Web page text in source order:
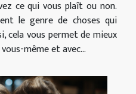
ce qui vous plaît ou non.
le genre de choses qui
cela vous permet de mieux
même et avec...